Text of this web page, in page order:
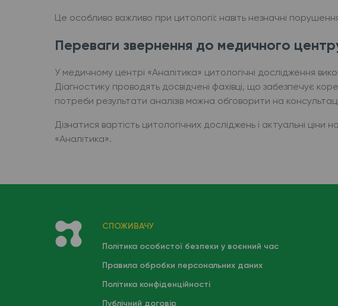
Це особливо важливо при цитології: навіть незначні
Переваги звернення до медичного
У медичному центрі «Аналітика» цитологічні дослідження
Діагностику проводять досвідчені фахівці, що забезпечує
потреби результати аналізів можна обговорити на
Дізнатися вартість цитологічних досліджень і актуальні
«Аналітика».
СПОЖИВАЧУ
Політика особистої безпеки у воєнний час
Правила обробки персональних даних
Політика конфіденційності
Публічний договір